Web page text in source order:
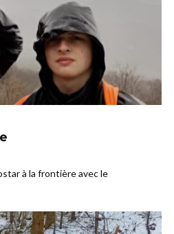
à la frontière avec le